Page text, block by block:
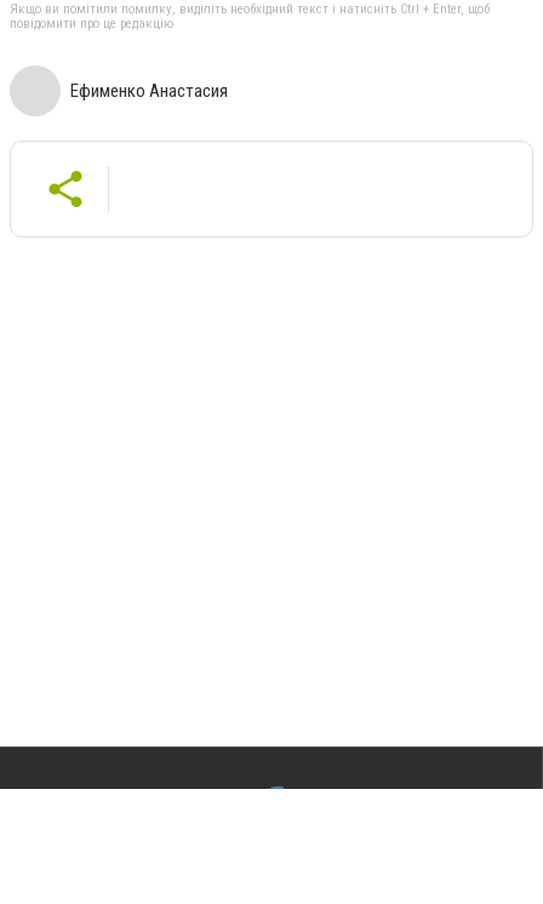
Якщо ви помітили помилку, виділіть необхідний текст і натисніть Ctrl + Enter, щоб
повідомити про це редакцію
Ефименко Анастасия